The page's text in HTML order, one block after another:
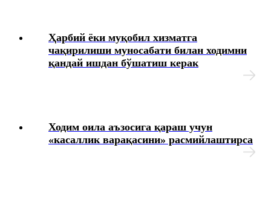
Ҳарбий ёки муқобил хизматга
чақирилиши муносабати билан ходимни
қандай ишдан бўшатиш керак
Ходим оила аъзосига қараш учун
«касаллик варақасини» расмийлаштирса